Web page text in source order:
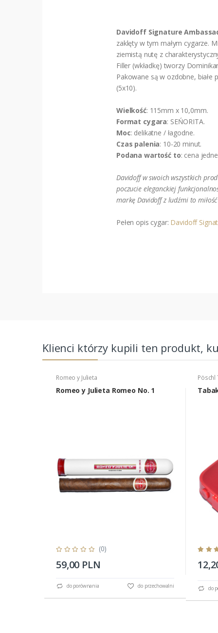
Davidoff Signature
zaklęty w tym małym cygarze.
ziemistą nutę z
Filler (wkładkę) tworzy
Pakowane są w ozdobne, białe
(5x10).
Wielkość: 115mm x 10,0mm.
Format cygara: SEŃORITA.
Moc: delikatne / łagodne.
Czas palenia: 10-20 minut.
Podana wartość to: cena
Davidoff w swoich wszystkich
poczucie eleganckiej
markę Davidoff z ludźmi to
Pełen opis cygar: Davidoff
Klienci którzy kupili ten produkt,
Romeo y Julieta
Romeo y Julieta Romeo No. 1
(0)
59,00 PLN
do porównania do przechowalni
Pöschl
do